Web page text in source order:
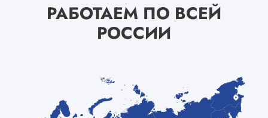
РАБОТАЕМ ПО ВСЕЙ
РОССИИ